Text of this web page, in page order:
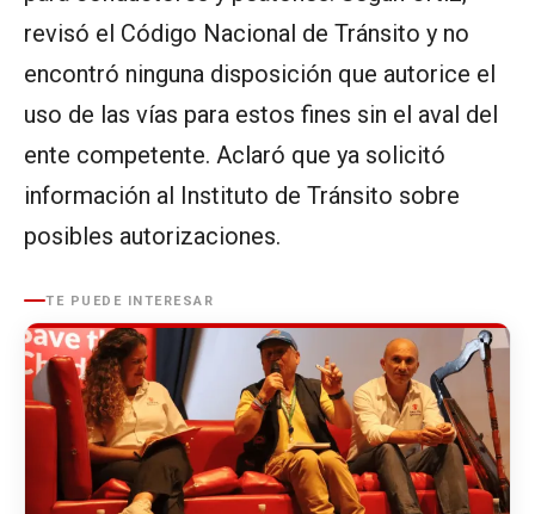
revisó el Código Nacional de Tránsito y no
encontró ninguna disposición que autorice el
uso de las vías para estos fines sin el aval del
ente competente. Aclaró que ya solicitó
información al Instituto de Tránsito sobre
posibles autorizaciones.
TE PUEDE INTERESAR